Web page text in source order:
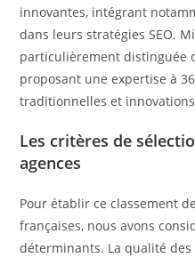
innovantes, intégrant
dans leurs stratégies SEO.
particulièrement distinguée
proposant une expertise à
traditionnelles et
Les critères de
agences
Pour établir ce classement
françaises, nous avons
déterminants. La qualité des